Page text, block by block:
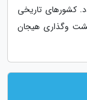
کشورهای تاریخی
گشت وگذاری هیجان